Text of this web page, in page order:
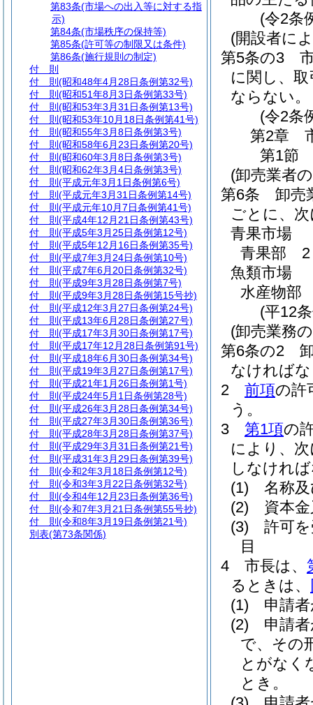
(令2条
(開設者に
第5条の3
に関し、
ならない。
(令2条
第2章
第1節
(卸売業者
第6条
卸売
ごとに、
青果市場
青果部 2
魚類市場
水産物
(平12
(卸売業務
第6条の2
なければ
2
前項の許
う。
3
第1項の
により、
しなけれ
(1)
名称
(2)
資本
(3)
許可
目
4
市長は、
るときは、
(1)
申請
(2)
申請
で、その
とがなく
とき。
第83条(市場への出入等に対する指
示)
第84条(市場秩序の保持等)
第85条(許可等の制限又は条件)
第86条(施行規則の制定)
付 則
付 則 (昭和48年4月28日条例第32号)
付 則 (昭和51年8月3日条例第33号)
付 則 (昭和53年3月31日条例第13号)
付 則 (昭和53年10月18日条例第41号)
付 則 (昭和55年3月8日条例第3号)
付 則 (昭和58年6月23日条例第20号)
付 則 (昭和60年3月8日条例第3号)
付 則 (昭和62年3月4日条例第3号)
付 則 (平成元年3月1日条例第6号)
付 則 (平成元年3月31日条例第14号)
付 則 (平成元年10月7日条例第41号)
付 則 (平成4年12月21日条例第43号)
付 則 (平成5年3月25日条例第12号)
付 則 (平成5年12月16日条例第35号)
付 則 (平成7年3月24日条例第10号)
付 則 (平成7年6月20日条例第32号)
付 則 (平成9年3月28日条例第7号)
付 則 (平成9年3月28日条例第15号抄)
付 則 (平成12年3月27日条例第24号)
付 則 (平成13年6月28日条例第27号)
付 則 (平成17年3月30日条例第17号)
付 則 (平成17年12月28日条例第91号)
付 則 (平成18年6月30日条例第34号)
付 則 (平成19年3月27日条例第17号)
付 則 (平成21年1月26日条例第1号)
付 則 (平成24年5月1日条例第28号)
付 則 (平成26年3月28日条例第34号)
付 則 (平成27年3月30日条例第36号)
付 則 (平成28年3月28日条例第37号)
付 則 (平成29年3月31日条例第21号)
付 則 (平成31年3月29日条例第39号)
付 則 (令和2年3月18日条例第12号)
付 則 (令和3年3月22日条例第32号)
付 則 (令和4年12月23日条例第36号)
付 則 (令和7年3月21日条例第55号抄)
付 則 (令和8年3月19日条例第21号)
別表(第73条関係)